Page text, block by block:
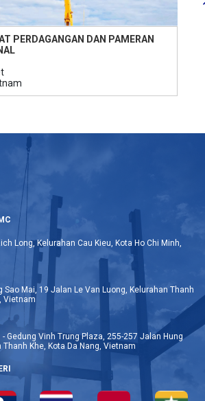
PERDAGANGAN DAN PAMERAN
Long, Kelurahan Cau Kieu, Kota Ho Chi Minh,
Sao Mai, 19 Jalan Le Van Luong, Kelurahan Thanh
Vietnam
- Gedung Vinh Trung Plaza, 255-257 Jalan Hung
Khe, Kota Da Nang, Vietnam